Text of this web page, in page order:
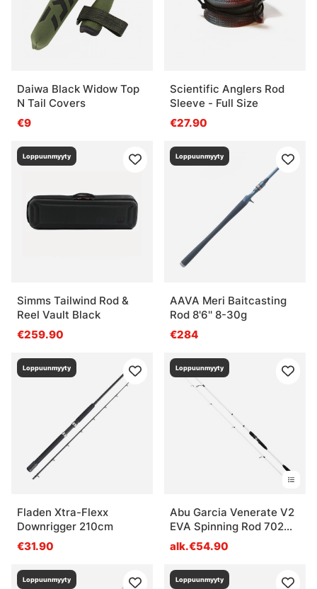
Daiwa Black Widow Top
N Tail Covers
€9
Scientific Anglers Rod
Sleeve - Full Size
€27.90
Loppuunmyyty
Simms Tailwind Rod &
Reel Vault Black
€259.90
Loppuunmyyty
AAVA Meri Baitcasting
Rod 8'6'' 8-30g
€284
Loppuunmyyty
Fladen Xtra-Flexx
Downrigger 210cm
€31.90
Loppuunmyyty
Abu Garcia Venerate V2
EVA Spinning Rod 702
ML 5-20g
alk.€54.90
Loppuunmyyty Loppuunmyyty